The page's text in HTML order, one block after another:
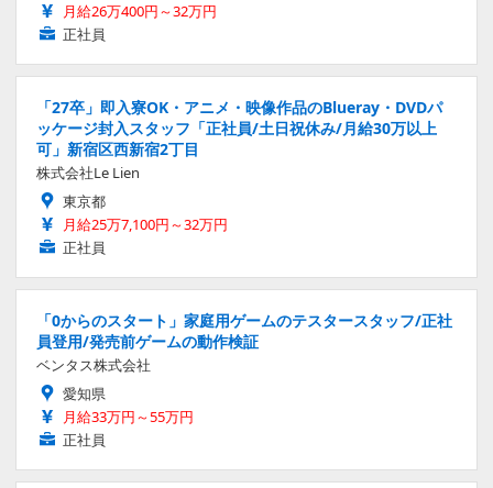
月給26万400円～32万円
正社員
「27卒」即入寮OK・アニメ・映像作品のBlueray・DVDパ
ッケージ封入スタッフ「正社員/土日祝休み/月給30万以上
可」新宿区西新宿2丁目
株式会社Le Lien
東京都
月給25万7,100円～32万円
正社員
「0からのスタート」家庭用ゲームのテスタースタッフ/正社
員登用/発売前ゲームの動作検証
ベンタス株式会社
愛知県
月給33万円～55万円
正社員